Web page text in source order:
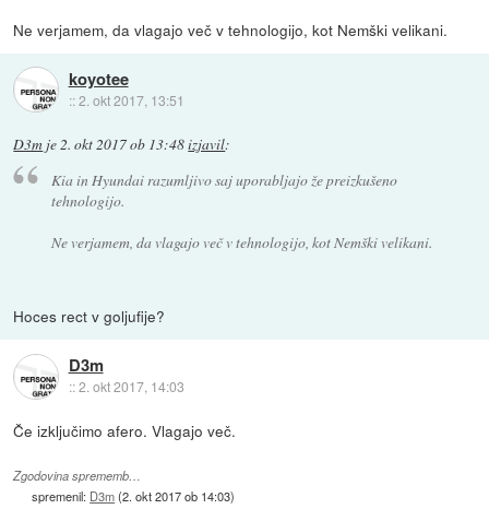
Ne verjamem, da vlagajo več v tehnologijo, kot Nemški velikani.
koyotee
::2. okt 2017, 13:51
D3m je 2. okt 2017 ob 13:48izjavil:
Kia in Hyundai razumljivo saj uporabljajo že preizkušeno
tehnologijo.
Ne verjamem, da vlagajo več v tehnologijo, kot Nemški velikani.
Hoces rect v goljufije?
D3m
::2. okt 2017, 14:03
Če izključimo afero. Vlagajo več.
Zgodovina sprememb…
spremenil: D3m(2. okt 2017 ob 14:03)